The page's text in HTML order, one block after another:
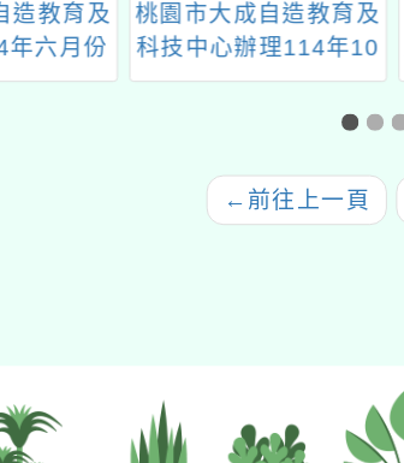
造教育及
114年10
研習
「學校使用資通系統或
服務蒐集及使用個人資
料注意事項」及「校園
使用生物特徵辨識技術
← 前往上一頁